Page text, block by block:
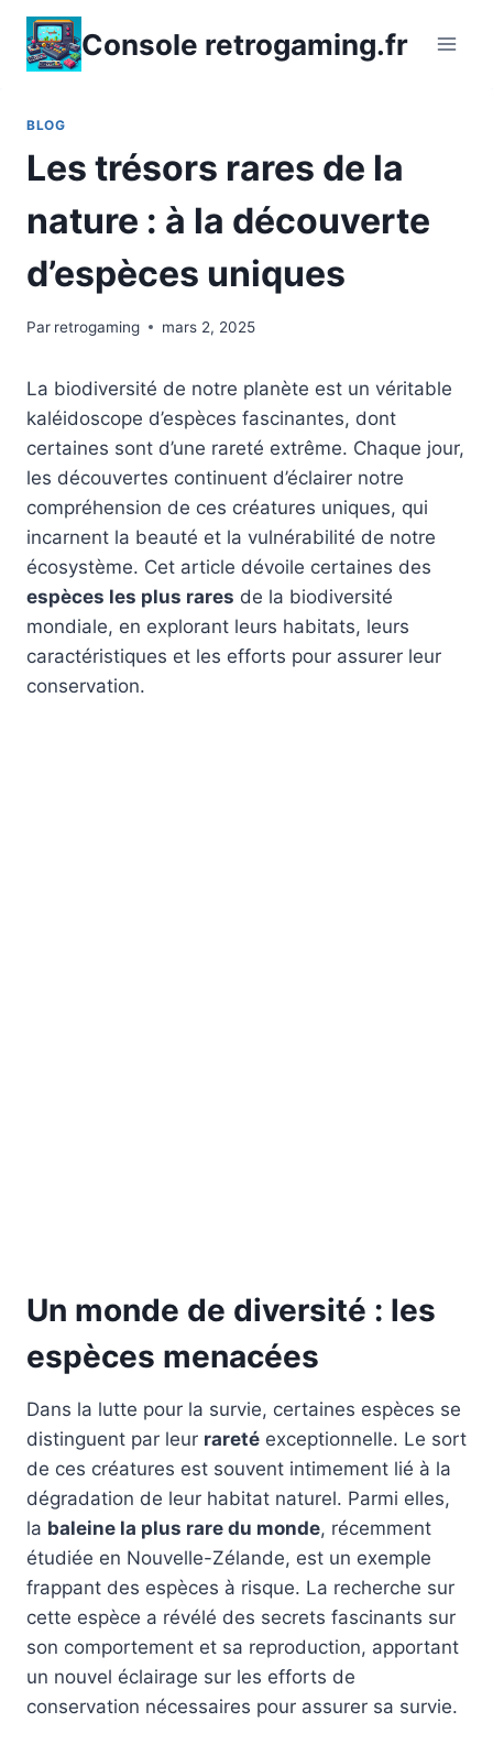
Aller
contenu
Console retrogaming.fr
BLOG
Les trésors rares de la
nature : à la découverte
d’espèces uniques
Par retrogaming mars 2, 2025
La biodiversité de notre planète est un véritable
kaléidoscope d’espèces fascinantes, dont
certaines sont d’une rareté extrême. Chaque jour,
les découvertes continuent d’éclairer notre
compréhension de ces créatures uniques, qui
incarnent la beauté et la vulnérabilité de notre
écosystème. Cet article dévoile certaines des
espèces les plus rares de la biodiversité
mondiale, en explorant leurs habitats, leurs
caractéristiques et les efforts pour assurer leur
conservation.
Un monde de diversité : les
espèces menacées
Dans la lutte pour la survie, certaines espèces se
distinguent par leur rareté exceptionnelle. Le sort
de ces créatures est souvent intimement lié à la
dégradation de leur habitat naturel. Parmi elles,
la baleine la plus rare du monde, récemment
étudiée en Nouvelle-Zélande, est un exemple
frappant des espèces à risque. La recherche sur
cette espèce a révélé des secrets fascinants sur
son comportement et sa reproduction, apportant
un nouvel éclairage sur les efforts de
conservation nécessaires pour assurer sa survie.